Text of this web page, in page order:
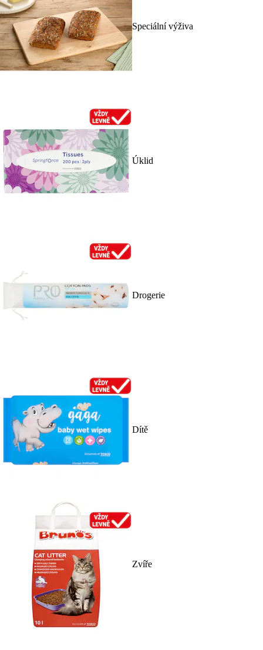
Speciální výživa
Úklid
Drogerie
Dítě
Zvíře